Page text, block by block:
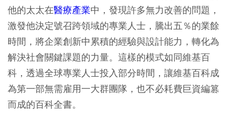
他的太太在醫療產業中，發現許多無力改善的問題，
激發他決定號召跨領域的專業人士，騰出五％的業餘
時間，將企業創新中累積的經驗與設計能力，轉化為
解決社會關鍵課題的力量。這樣的模式如同維基百
科，透過全球專業人士投入部分時間，讓維基百科成
為第一部無需雇用一大群團隊，也不必耗費巨資編篡
而成的百科全書。